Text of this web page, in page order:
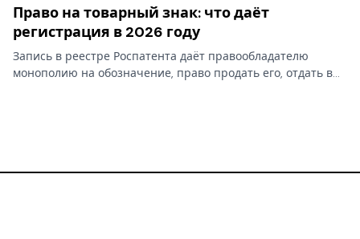
Право на товарный знак: что даёт
регистрация в 2026 году
Запись в реестре Роспатента даёт правообладателю
монополию на обозначение, право продать его, отдать в